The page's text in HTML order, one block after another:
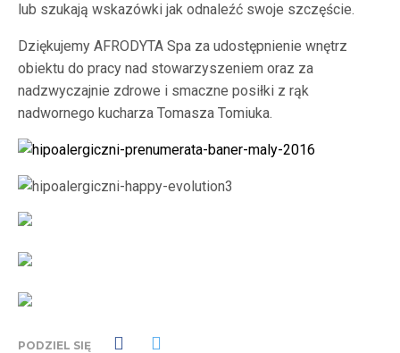
lub szukają wskazówki jak odnaleźć swoje szczęście.
Dziękujemy AFRODYTA Spa za udostępnienie wnętrz
obiektu do pracy nad stowarzyszeniem oraz za
nadzwyczajnie zdrowe i smaczne posiłki z rąk
nadwornego kucharza Tomasza Tomiuka.
PODZIEL SIĘ